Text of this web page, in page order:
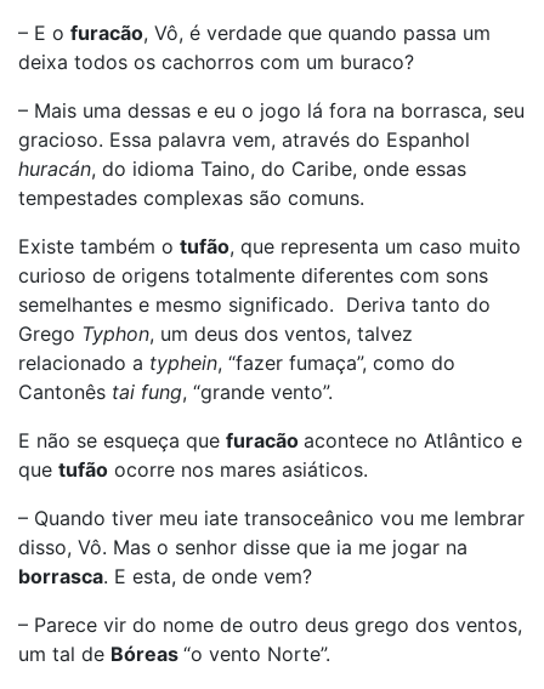
– E o furacão, Vô, é verdade que quando passa um
deixa todos os cachorros com um buraco?
– Mais uma dessas e eu o jogo lá fora na borrasca, seu
gracioso. Essa palavra vem, através do Espanhol
huracán, do idioma Taino, do Caribe, onde essas
tempestades complexas são comuns.
Existe também o tufão, que representa um caso muito
curioso de origens totalmente diferentes com sons
semelhantes e mesmo significado. Deriva tanto do
Grego Typhon, um deus dos ventos, talvez
relacionado a typhein, “fazer fumaça”, como do
Cantonês tai fung, “grande vento”.
E não se esqueça que furacão acontece no Atlântico e
que tufão ocorre nos mares asiáticos.
– Quando tiver meu iate transoceânico vou me lembrar
disso, Vô. Mas o senhor disse que ia me jogar na
borrasca. E esta, de onde vem?
– Parece vir do nome de outro deus grego dos ventos,
um tal de Bóreas “o vento Norte”.